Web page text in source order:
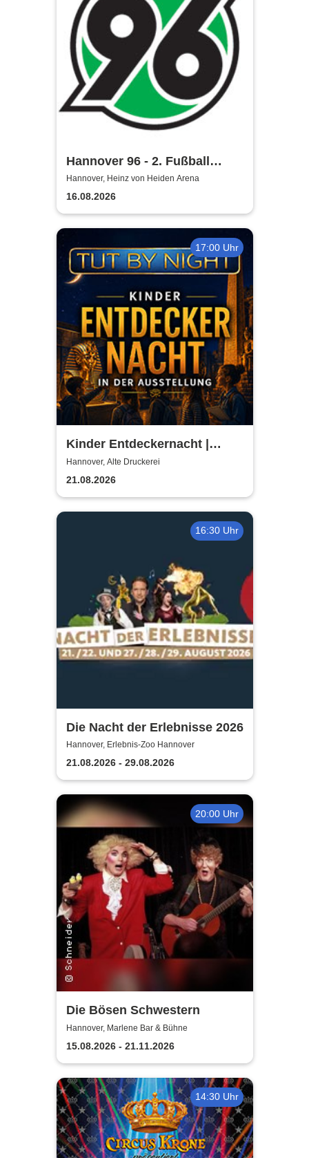
Hannover 96 - 2. Fußball
Bundesliga Saison 2026/27
Hannover, Heinz von Heiden Arena
16.08.2026
17:00 Uhr
Kinder Entdeckernacht |
TUTANCHAMUN | Hannover -
Ein Immersives Abenteuer
Hannover, Alte Druckerei
21.08.2026
16:30 Uhr
Die Nacht der Erlebnisse 2026
Hannover, Erlebnis-Zoo Hannover
21.08.2026 - 29.08.2026
20:00 Uhr
Die Bösen Schwestern
Hannover, Marlene Bar & Bühne
15.08.2026 - 21.11.2026
14:30 Uhr